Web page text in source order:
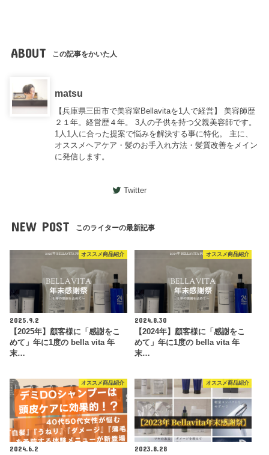
ABOUT この記事をかいた人
matsu
【兵庫県三田市で美容室Bellavitaを1人で経営】 美容師歴
２１年。経営歴４年。 3人の子供を持つ父親美容師です。
1人1人に合った提案で悩みを解決する事に特化。 主に、
オススメヘアケア・髪のお手入れ方法・髪質改善をメイン
に発信します。
Twitter
NEW POST このライターの最新記事
オススメ商品紹介
2025.9.2
【2025年】顧客様に「感謝をこ
めて」年に1度の bella vita 年
末…
オススメ商品紹介
2024.8.30
【2024年】顧客様に「感謝をこ
めて」年に1度の bella vita 年
末…
オススメ商品紹介
2024.6.2
オススメ商品紹介
2023.8.28